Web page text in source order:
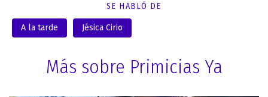
SE HABLÓ DE
A la tarde Jésica Cirio
Más sobre Primicias Ya